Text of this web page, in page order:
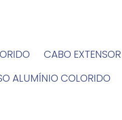
CABO EXTENSOR
ALUMÍNIO COLORIDO